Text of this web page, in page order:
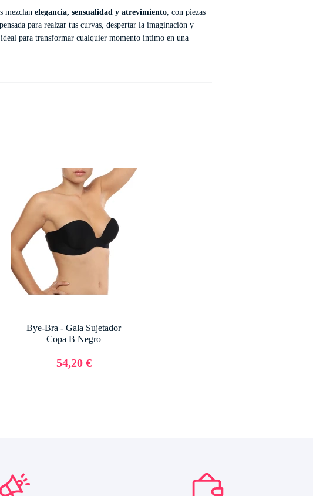
mezclan elegancia, sensualidad y atrevimiento, con piezas
para realzar tus curvas, despertar la imaginación y
para transformar cualquier momento íntimo en una
Bye-Bra - Gala Sujetador
Copa B Negro
54,20 €